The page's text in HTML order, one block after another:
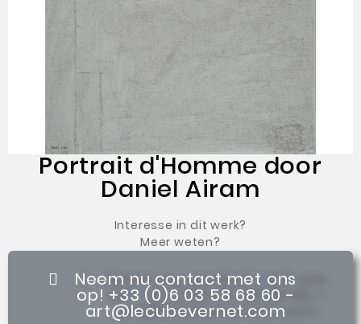
Portrait d'Homme door
Daniel Airam
Interesse in dit werk?
Meer weten?
Neem nu contact met ons
op! +33 (0)6 03 58 68 60 -
art@lecubevernet.com